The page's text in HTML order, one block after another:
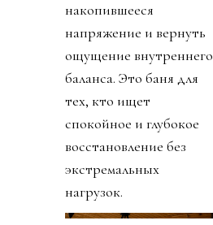
накопившееся
напряжение и вернуть
ощущение внутреннего
баланса. Это баня для
тех, кто ищет
спокойное и глубокое
восстановление без
экстремальных
нагрузок.